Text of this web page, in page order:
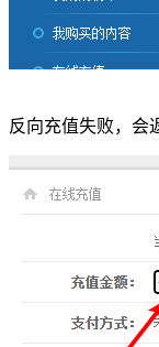
反向充值失败，会